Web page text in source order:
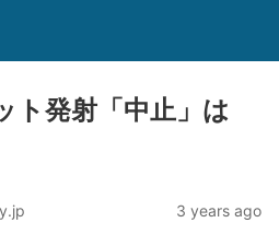
ト発射「中止」は
3 years ago